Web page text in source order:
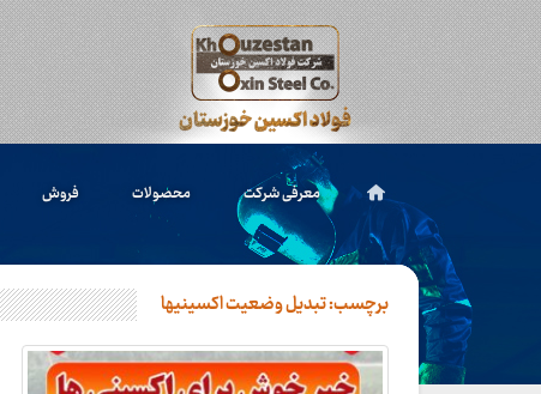
معرفی شرکت محصولات فروش
برچسب:تبدیل وضعیت اکسینیها